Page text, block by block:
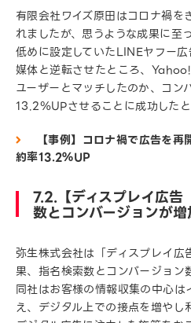
有限会社ワイズ原田はコロナ禍を
れましたが、思うような成果に至
低めに設定していたLINEヤフー
媒体と逆転させたところ、
ユーザーとマッチしたのか、コン
13.2％UPさせることに成功したと
【事例】コロナ禍で広告を
約率13.2％UP
7.2.【ディスプレイ広告
数とコンバージョンが増
弥生株式会社は「ディスプレイ広
果、指名検索数とコンバージョン
同社はお客様の情報収集の中心は
え、デジタル上での接点を増やし